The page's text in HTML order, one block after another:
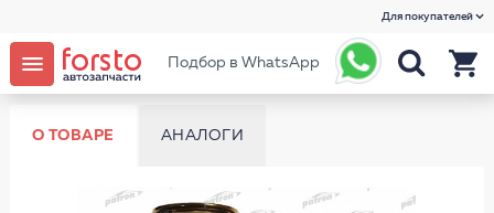
Для покупателей
Подбор в WhatsApp
О ТОВАРЕ АНАЛОГИ